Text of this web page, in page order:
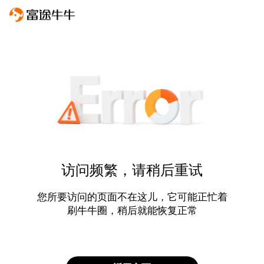
访问频繁，请稍后重试
您所要访问的页面不在这儿，它可能正忙着
刷牛牛圈，稍后就能恢复正常